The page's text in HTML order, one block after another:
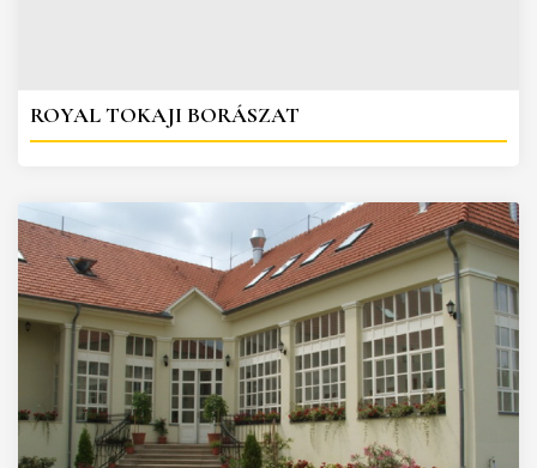
ROYAL TOKAJI BORÁSZAT